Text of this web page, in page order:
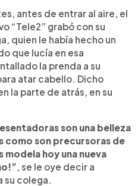
antes de entrar al aire, el
“Tele2” grabó con su
quien le había hecho un
que lucía en esa
la prenda a su
atar cabello. Dicho
la parte de atrás, en su
son una belleza
como son precursoras de
modela hoy una nueva
, se le oye decir a
su colega.